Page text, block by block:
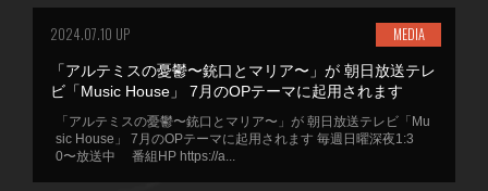
2024.07.10 UP MEDIA
「アルテミスの憂鬱〜銃口とマリア〜」が 朝日放送テレ
ビ「Music House」 7月のOPテーマに起用されます
「アルテミスの憂鬱〜銃口とマリア〜」が 朝日放送テレビ「Mu
sic House」 7月のOPテーマに起用されます 毎週日曜深夜1:3
0〜放送中 番組HP https://a...